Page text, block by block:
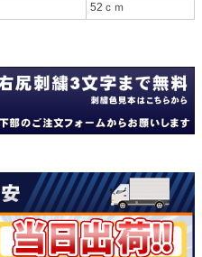
52ｃｍ